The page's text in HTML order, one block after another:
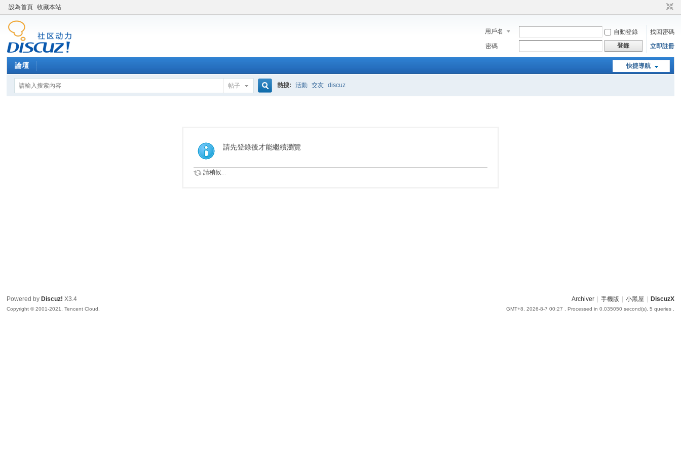
設為首頁 收藏本站
用戶名 自動登錄
找回密碼
密碼
登錄 立即註冊
快捷導航
論壇
帖子
索
熱搜: 活動 交友 discuz
請先登錄後才能繼續瀏覽
請稍候...
Archiver 手機版 小黑屋 DiscuzX
GMT+8, 2026-8-7 00:27 , Processed in 0.035050 second(s), 5 queries .
Powered by Discuz! X3.4
Copyright © 2001-2021, Tencent Cloud.